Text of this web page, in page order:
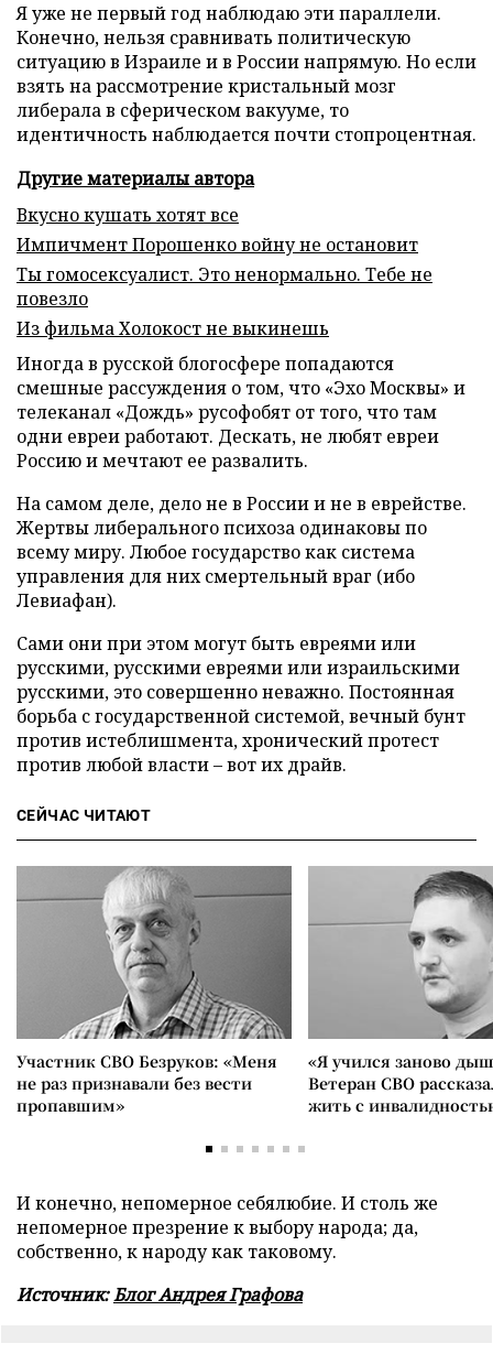
Я уже не первый год наблюдаю эти параллели.
Конечно, нельзя сравнивать политическую
ситуацию в Израиле и в России напрямую. Но если
взять на рассмотрение кристальный мозг
либерала в сферическом вакууме, то
идентичность наблюдается почти стопроцентная.
Другие материалы автора
Вкусно кушать хотят все
Импичмент Порошенко войну не остановит
Ты гомосексуалист. Это ненормально. Тебе не
повезло
Из фильма Холокост не выкинешь
Иногда в русской блогосфере попадаются
смешные рассуждения о том, что «Эхо Москвы» и
телеканал «Дождь» русофобят от того, что там
одни евреи работают. Дескать, не любят евреи
Россию и мечтают ее развалить.
На самом деле, дело не в России и не в еврействе.
Жертвы либерального психоза одинаковы по
всему миру. Любое государство как система
управления для них смертельный враг (ибо
Левиафан).
Сами они при этом могут быть евреями или
русскими, русскими евреями или израильскими
русскими, это совершенно неважно. Постоянная
борьба с государственной системой, вечный бунт
против истеблишмента, хронический протест
против любой власти – вот их драйв.
СЕЙЧАС ЧИТАЮТ
Участник СВО Безруков: «Меня
не раз признавали без вести
пропавшим»
«Я учился заново
Ветеран СВО
жить с
И конечно, непомерное себялюбие. И столь же
непомерное презрение к выбору народа; да,
собственно, к народу как таковому.
Источник:Блог Андрея Графова